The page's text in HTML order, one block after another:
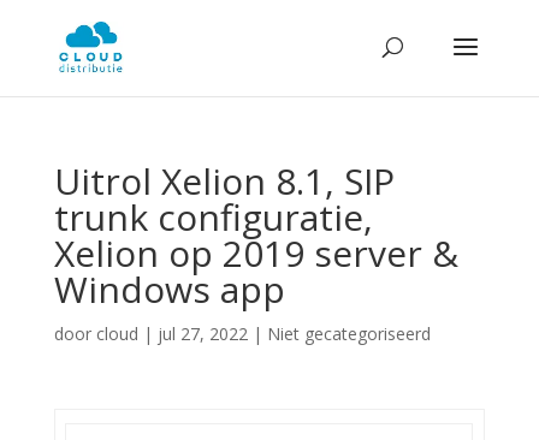
Uitrol Xelion 8.1, SIP
trunk configuratie,
Xelion op 2019 server &
Windows app
door cloud | jul 27, 2022| Niet gecategoriseerd